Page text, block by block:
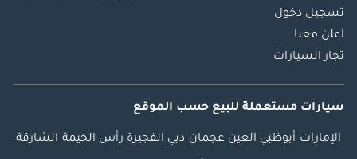
تسجيل دخول
اعلن معنا
تجار السيارات
سيارات مستعملة للبيع حسب الموقع
الإمارات أبوظبي العين عجمان دبي الفجيرة رأس الخيمة الشارقة